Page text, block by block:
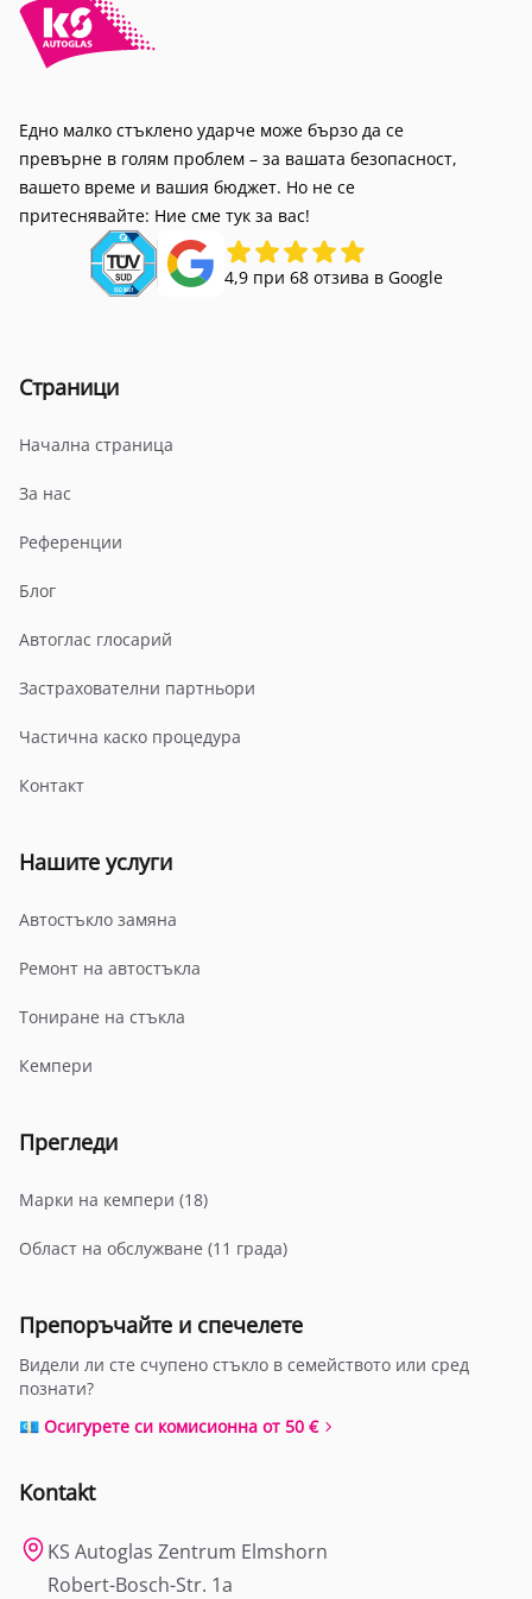
Едно малко стъклено ударче може бързо да се
превърне в голям проблем – за вашата безопасност,
вашето време и вашия бюджет. Но не се
притеснявайте: Ние сме тук за вас!
4,9 при 68 отзива в Google
Страници
Начална страница
За нас
Референции
Блог
Автоглас глосарий
Застрахователни партньори
Частична каско процедура
Контакт
Нашите услуги
Автостъкло замяна
Ремонт на автостъкла
Тониране на стъкла
Кемпери
Прегледи
Марки на кемпери (18)
Област на обслужване (11 града)
Препоръчайте и спечелете
Видели ли сте счупено стъкло в семейството или сред
познати?
💶 Осигурете си комисионна от 50 €
Kontakt
KS Autoglas Zentrum Elmshorn
Robert-Bosch-Str. 1a